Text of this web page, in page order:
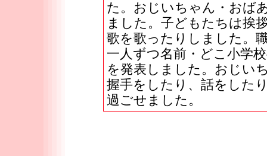
た。おじいちゃん・おば
ました。子どもたちは挨
歌を歌ったりしました。
一人ずつ名前・どこ小学
を発表しました。おじい
握手をしたり、話をした
過ごせました。